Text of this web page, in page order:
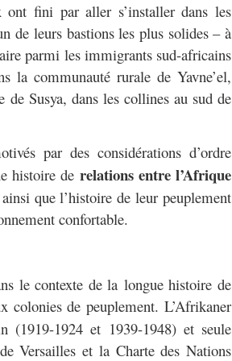
fini par aller s’installer dans les
de leurs bastions les plus solides – à
parmi les immigrants sud-africains
la communauté rurale de Yavne’el,
Susya, dans les collines au sud de
par des considérations d’ordre
histoire de relations entre l’Afrique
que l’histoire de leur peuplement
confortable.
le contexte de la longue histoire de
colonies de peuplement. L’Afrikaner
(1919-1924 et 1939-1948) et seule
Versailles et la Charte des Nations